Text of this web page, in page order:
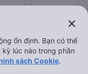
close
ổn định. Bạn có thể
lúc nào trong phần
sách Cookie.